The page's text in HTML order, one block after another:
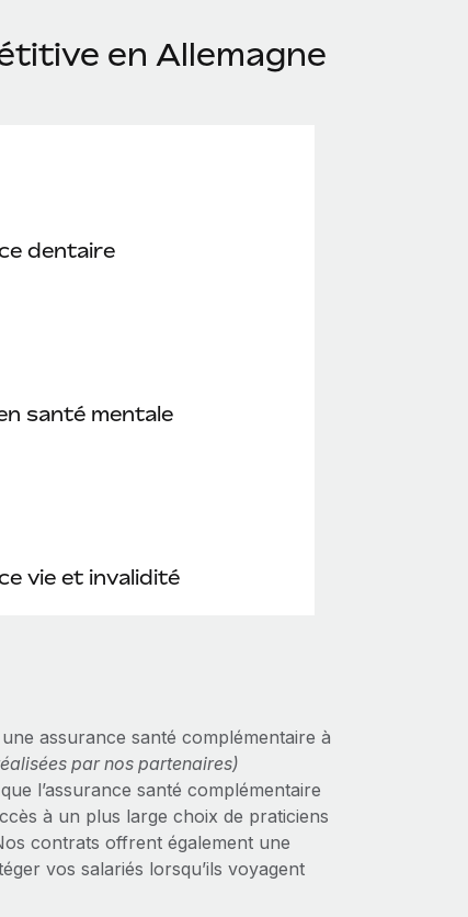
en Allemagne
dentaire
santé mentale
vie et invalidité
assurance santé complémentaire à
par nos partenaires)
l’assurance santé complémentaire
à un plus large choix de praticiens
contrats offrent également une
vos salariés lorsqu’ils voyagent